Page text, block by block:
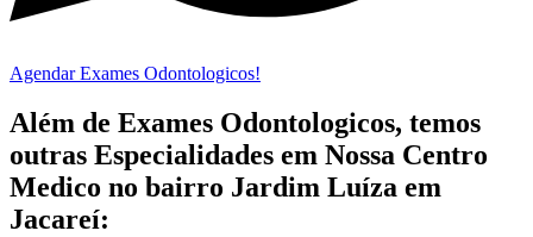
Agendar Exames Odontologicos!
Além de Exames Odontologicos, temos
outras Especialidades em Nossa Centro
Medico no bairro Jardim Luíza em
Jacareí: